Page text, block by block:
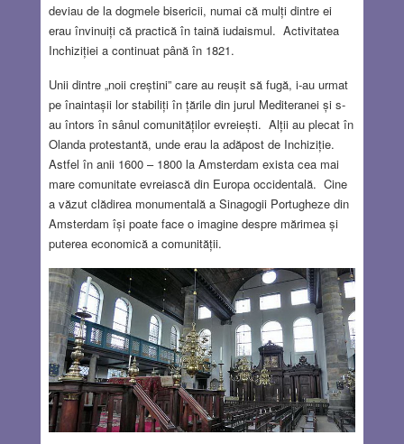
deviau de la dogmele bisericii, numai că mulți dintre ei
erau învinuiți că practică în taină iudaismul. Activitatea
Inchiziției a continuat până în 1821.
Unii dintre „noii creștini” care au reușit să fugă, i-au urmat
pe înaintașii lor stabiliți în țările din jurul Mediteranei și s-
au întors în sânul comunităților evreiești. Alții au plecat în
Olanda protestantă, unde erau la adăpost de Inchiziție.
Astfel în anii 1600 – 1800 la Amsterdam exista cea mai
mare comunitate evreiască din Europa occidentală. Cine
a văzut clădirea monumentală a Sinagogii Portugheze din
Amsterdam își poate face o imagine despre mărimea și
puterea economică a comunității.